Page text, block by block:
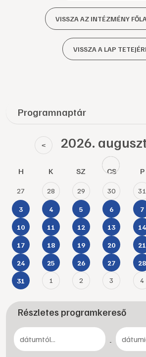
VISSZA AZ INTÉZMÉNY
VISSZA A LAP
Programnaptár
< 2026.
H K SZ CS P
27 28 29 30 31
3 4 5 6 7
10 11 12 13 14
17 18 19 20 21
24 25 26 27 28
31 1 2 3 4
Részletes programkereső
-